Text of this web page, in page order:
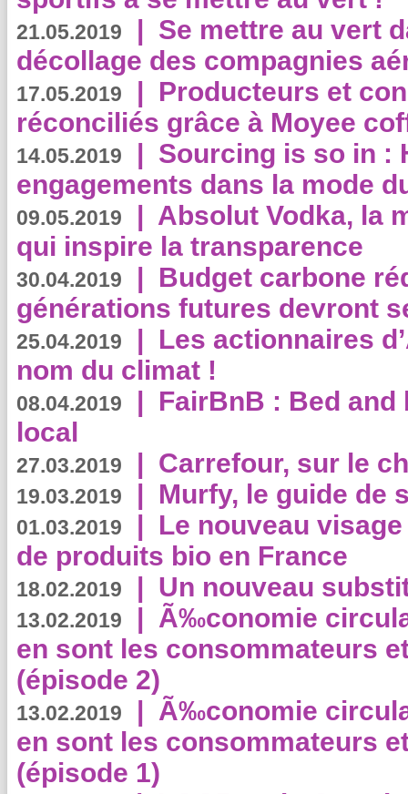
21.05.2019 | Se mettre au vert
décollage des compagnies
17.05.2019 | Producteurs et
réconciliés grâce à Moyee
14.05.2019 | Sourcing is so in :
engagements dans la mode
09.05.2019 | Absolut Vodka, la
qui inspire la transparence
30.04.2019 | Budget carbone
générations futures devront
25.04.2019 | Les actionnaires
nom du climat !
08.04.2019 | FairBnB : Bed
local
27.03.2019 | Carrefour, sur le
19.03.2019 | Murfy, le guide de
01.03.2019 | Le nouveau
de produits bio en France
18.02.2019 | Un nouveau
13.02.2019 | Ã‰conomie
en sont les consommateurs
(épisode 2)
13.02.2019 | Ã‰conomie
en sont les consommateurs
(épisode 1)